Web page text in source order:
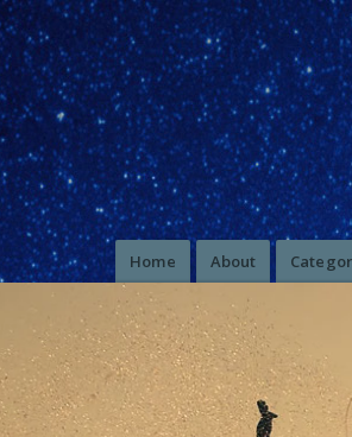
Home About